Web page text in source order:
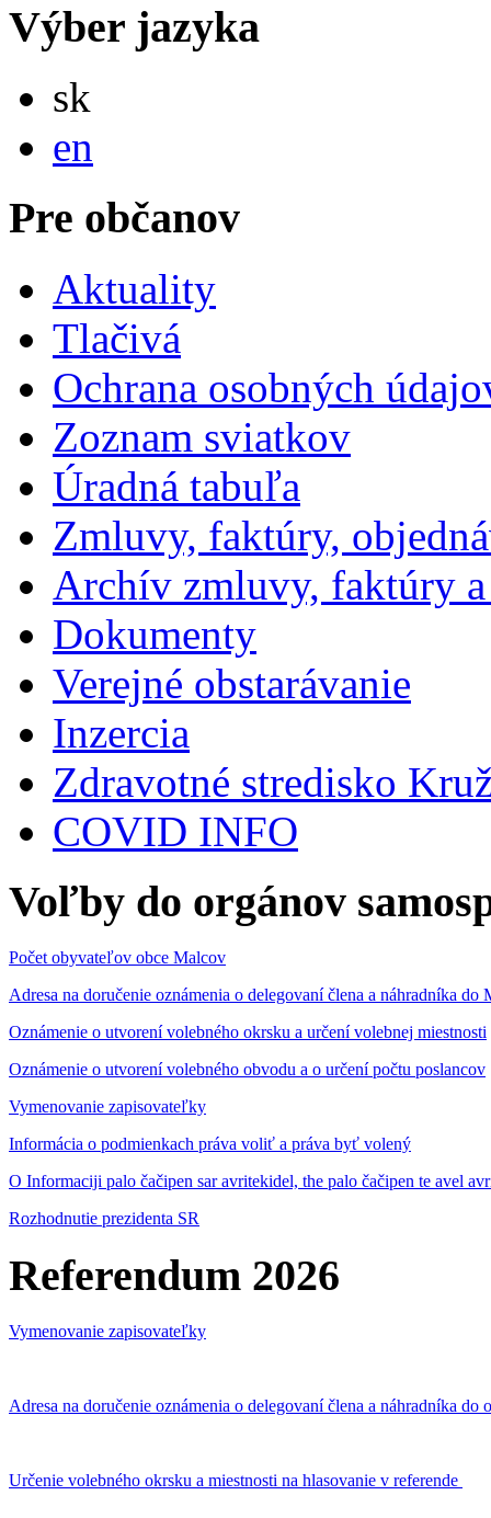
Výber jazyka
sk
en
Pre občanov
Aktuality
Tlačivá
Ochrana osobných
Zoznam sviatkov
Úradná tabuľa
Zmluvy, faktúry,
Archív zmluvy, faktúry
Dokumenty
Verejné obstarávanie
Inzercia
Zdravotné stredisko
COVID INFO
Voľby do orgánov
Počet obyvateľov obce Malcov
Adresa na doručenie oznámenia o delegovaní člena a náhradníka
Oznámenie o utvorení volebného okrsku a určení volebnej miestnosti
Oznámenie o utvorení volebného obvodu a o určení počtu poslancov
Vymenovanie zapisovateľky
Informácia o podmienkach práva voliť a práva byť volený
O Informaciji palo čačipen sar avritekidel, the palo čačipen te avel
Rozhodnutie prezidenta SR
Referendum 2026
Vymenovanie zapisovateľky
Adresa na doručenie oznámenia o delegovaní člena a náhradníka
Určenie volebného okrsku a miestnosti na hlasovanie v referende